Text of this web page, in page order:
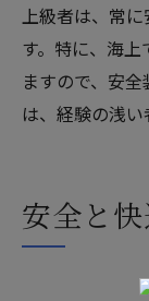
上級者は、常
す。特に、海
ますので、安
は、経験の浅い
安全と